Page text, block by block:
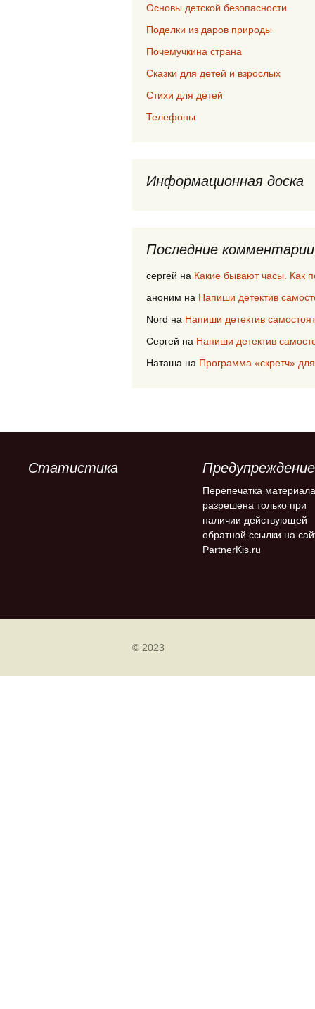
Основы детской безопасности
Поделки из даров природы
Почемучкина страна
Сказки для детей и взрослых
Стихи для детей
Телефоны
Информационная доска
Последние комментарии
сергей на Какие бывают часы. Как
аноним на Напиши детектив
Nord на Напиши детектив
Сергей на Напиши детектив
Наташа на Программа «скретч»
Статистика Предупреждение
Перепечатка материала
разрешена только при
наличии действующей
обратной ссылки на
PartnerKis.ru
© 2023